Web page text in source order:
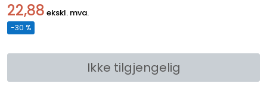
22,88 ekskl. mva.
-30 %
Ikke tilgjengelig